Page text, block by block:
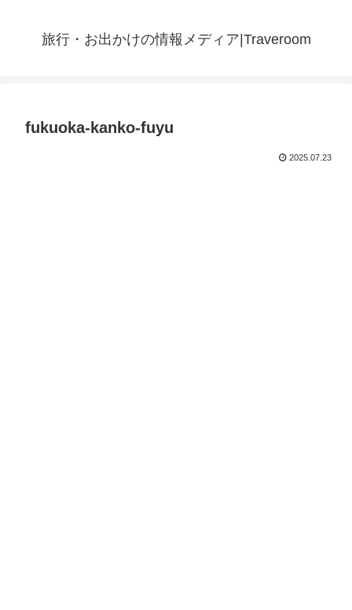
旅行・お出かけの情報メディア|Traveroom
fukuoka-kanko-fuyu
2025.07.23